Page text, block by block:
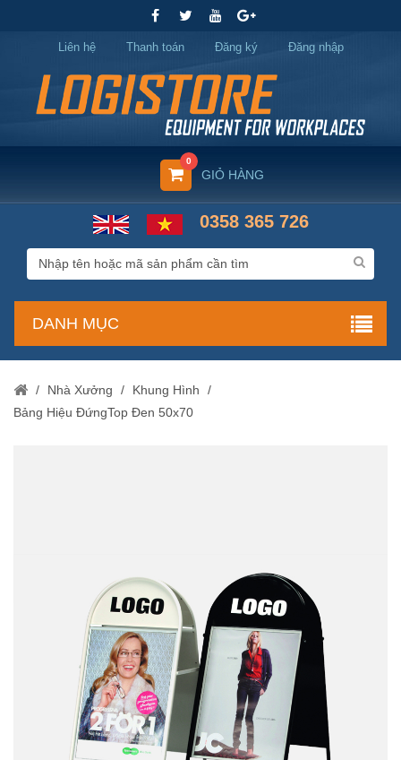
Liên hệ Thanh toán Đăng ký Đăng nhập
GIỎ HÀNG
0
0358 365 726
DANH MỤC
/ Nhà Xưởng / Khung Hình
/
Bảng Hiệu ĐứngTop Đen 50x70